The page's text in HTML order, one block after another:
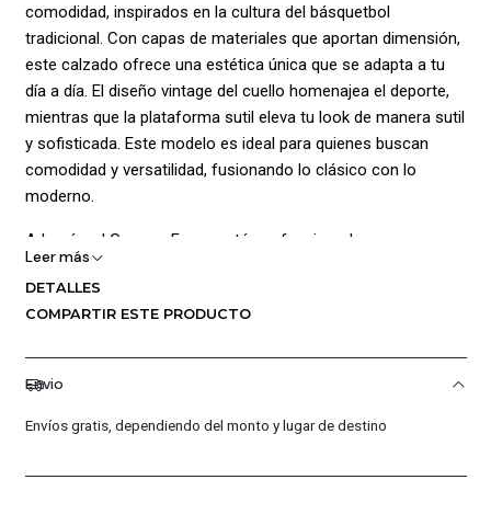
comodidad, inspirados en la cultura del básquetbol
tradicional. Con capas de materiales que aportan dimensión,
este calzado ofrece una estética única que se adapta a tu
día a día. El diseño vintage del cuello homenajea el deporte,
mientras que la plataforma sutil eleva tu look de manera sutil
y sofisticada. Este modelo es ideal para quienes buscan
comodidad y versatilidad, fusionando lo clásico con lo
moderno.
Además, el Gamma Force está confeccionado con
materiales sustentables, incorporando al menos un 20% de
contenido reciclado, lo que lo convierte en una opción
responsable con el medio ambiente.
Composición:
Leer más
DETALLES
COMPARTIR ESTE PRODUCTO
Envio
Envíos gratis, dependiendo del monto y lugar de destino